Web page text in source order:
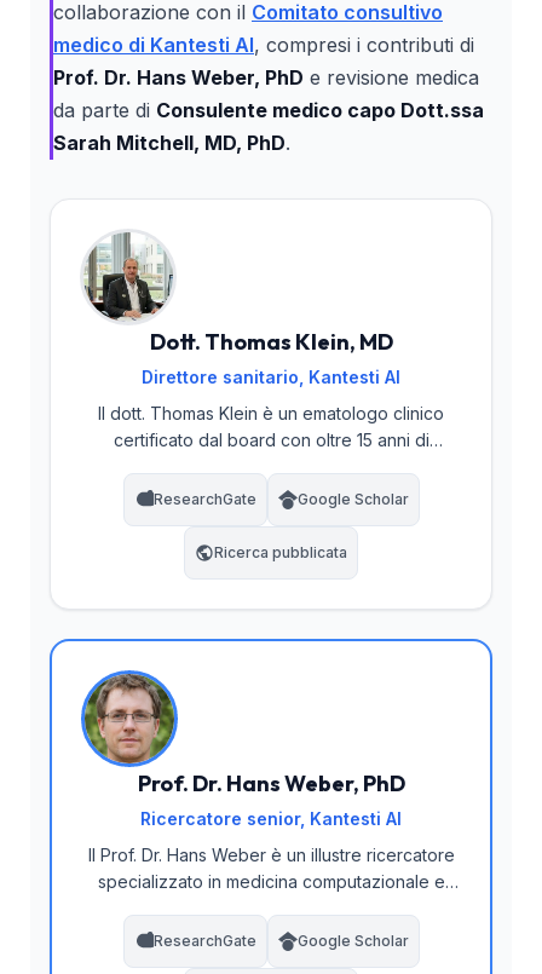
collaborazione con il Comitato consultivo
medico di Kantesti AI, compresi i contributi di
Prof. Dr. Hans Weber, PhD e revisione medica
da parte di Consulente medico capo Dott.ssa
Sarah Mitchell, MD, PhD.
Dott. Thomas Klein, MD
Direttore sanitario, Kantesti AI
Il dott. Thomas Klein è un ematologo clinico
certificato dal board con oltre 15 anni di
diagnostica assistita da AI. In qualità di Chief
Medical Officer presso Kantesti AI, guida i
processi di validazione clinica e supervisiona
l’accuratezza medica della rete neurale
ambito di medicina di laboratorio.
ResearchGate Google Scholar
Ricerca pubblicata
Prof. Dr. Hans Weber, PhD
Ricercatore senior, Kantesti AI
Il Prof. Dr. Hans Weber è un illustre ricercatore
specializzato in medicina computazionale e
Con un dottorato di ricerca in bioinformatica e
oltre 20 anni di esperienza nell'analisi dei dati
ResearchGate Google Scholar